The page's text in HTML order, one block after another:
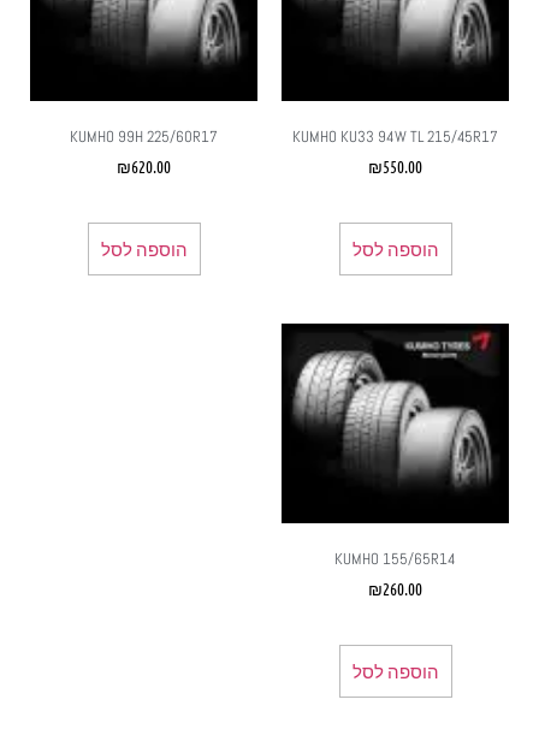
KUMHO KU33 94W TL 215/45R17
₪550.00
הוספה לסל
KUMHO 99H 225/60R17
₪620.00
הוספה לסל
KUMHO 155/65R14
₪260.00
הוספה לסל